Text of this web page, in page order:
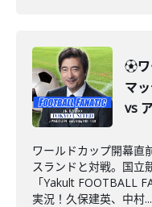
⚽
マ
vs
ワールドカップ開幕直
スランドと対戦。国立
「Yakult FOOTBALL
実況！久保建英、中村...